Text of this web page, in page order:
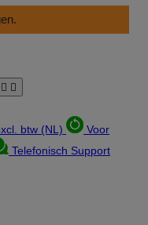
 
btw (NL)
Voor
Telefonisch Support